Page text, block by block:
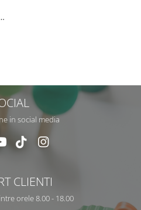
in social media
CLIENTI
orele 8.00 - 18.00